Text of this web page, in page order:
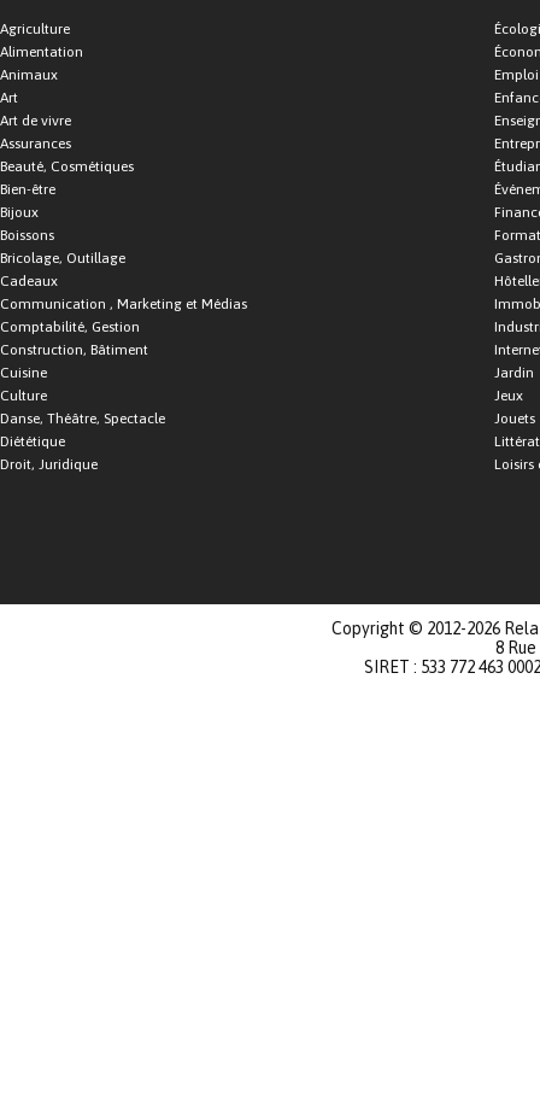
Agriculture
Alimentation
Animaux
Art
Art de vivre
Assurances
Beauté, Cosmétiques
Bien-être
Bijoux
Boissons
Bricolage, Outillage
Cadeaux
Communication , Marketing et Médias
Comptabilité, Gestion
Construction, Bâtiment
Cuisine
Culture
Danse, Théâtre, Spectacle
Diététique
Droit, Juridique
Emploi
Jardin
Jeux
Jouets
Loisirs
Copyright © 2012-2026
8
SIRET : 533 772 463